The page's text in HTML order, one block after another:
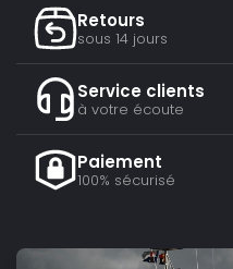
Retours
sous 14 jours
Service clients
à votre écoute
Paiement
100% sécurisé